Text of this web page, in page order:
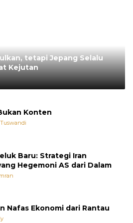
tetapi Jepang Selalu
Kejutan
Konten
Baru: Strategi Iran
Hegemoni AS dari Dalam
Nafas Ekonomi dari Rantau